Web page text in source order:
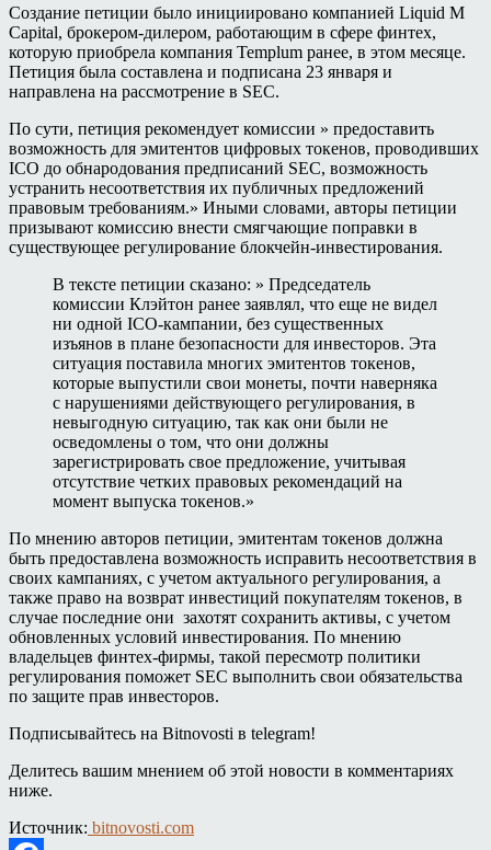
Создание петиции было инициировано компанией Liquid M
Capital, брокером-дилером, работающим в сфере финтех,
которую приобрела компания Templum ранее, в этом месяце.
Петиция была составлена и подписана 23 января и
направлена на рассмотрение в SEC.
По сути, петиция рекомендует комиссии » предоставить
возможность для эмитентов цифровых токенов, проводивших
ICO до обнародования предписаний SEC, возможность
устранить несоответствия их публичных предложений
правовым требованиям.» Иными словами, авторы петиции
призывают комиссию внести смягчающие поправки в
существующее регулирование блокчейн-инвестирования.
В тексте петиции сказано: » Председатель
комиссии Клэйтон ранее заявлял, что еще не видел
ни одной ICO-кампании, без существенных
изъянов в плане безопасности для инвесторов. Эта
ситуация поставила многих эмитентов токенов,
которые выпустили свои монеты, почти наверняка
с нарушениями действующего регулирования, в
невыгодную ситуацию, так как они были не
осведомлены о том, что они должны
зарегистрировать свое предложение, учитывая
отсутствие четких правовых рекомендаций на
момент выпуска токенов.»
По мнению авторов петиции, эмитентам токенов должна
быть предоставлена возможность исправить несоответствия в
своих кампаниях, с учетом актуального регулирования, а
также право на возврат инвестиций покупателям токенов, в
случае последние они захотят сохранить активы, с учетом
обновленных условий инвестирования. По мнению
владельцев финтех-фирмы, такой пересмотр политики
регулирования поможет SEC выполнить свои обязательства
по защите прав инвесторов.
Подписывайтесь на Bitnovosti в telegram!
Делитесь вашим мнением об этой новости в комментариях
ниже.
Источник: bitnovosti.com